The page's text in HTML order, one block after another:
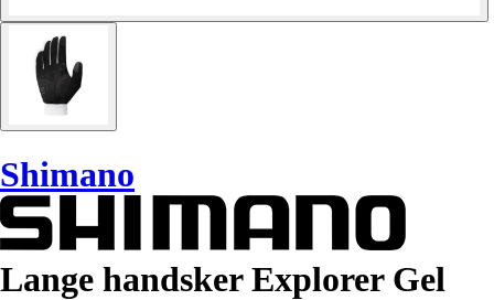
Shimano
Lange handsker Explorer Gel